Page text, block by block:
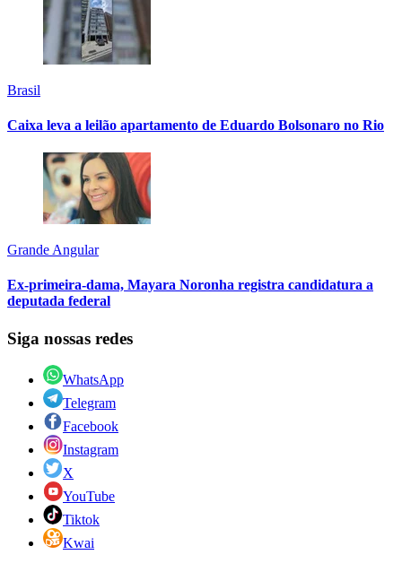
Brasil
Caixa leva a leilão apartamento de Eduardo Bolsonaro no Rio
Grande Angular
Ex-primeira-dama, Mayara Noronha registra candidatura a
deputada federal
Siga nossas redes
WhatsApp
Telegram
Facebook
Instagram
X
YouTube
Tiktok
Kwai